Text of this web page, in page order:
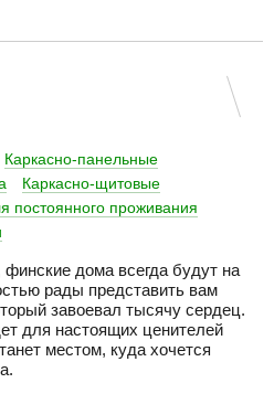
Каркасно-панельные
Каркасно-щитовые
постоянного проживания
дома всегда будут на
рады представить вам
завоевал тысячу сердец.
для настоящих ценителей
местом, куда хочется